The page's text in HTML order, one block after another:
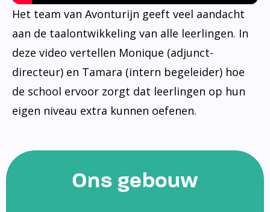
Het team van Avonturijn geeft veel aandacht
aan de taalontwikkeling van alle leerlingen. In
deze video vertellen Monique (adjunct-
directeur) en Tamara (intern begeleider) hoe
de school ervoor zorgt dat leerlingen op hun
eigen niveau extra kunnen oefenen.
Ons gebouw